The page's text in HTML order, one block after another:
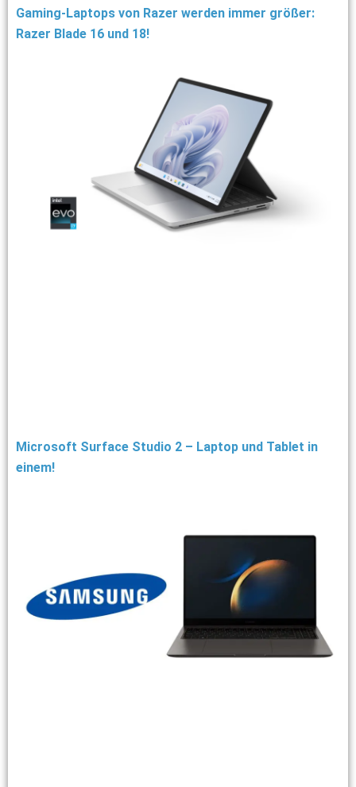
Gaming-Laptops von Razer werden immer größer:
Razer Blade 16 und 18!
Microsoft Surface Studio 2 – Laptop und Tablet in
einem!